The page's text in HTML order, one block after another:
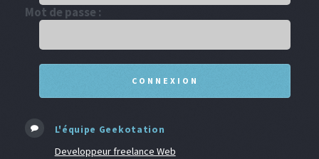
Mot de passe :
L'équipe Geekotation
Developpeur freelance Web